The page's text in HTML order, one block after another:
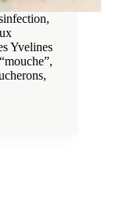
Yvelines